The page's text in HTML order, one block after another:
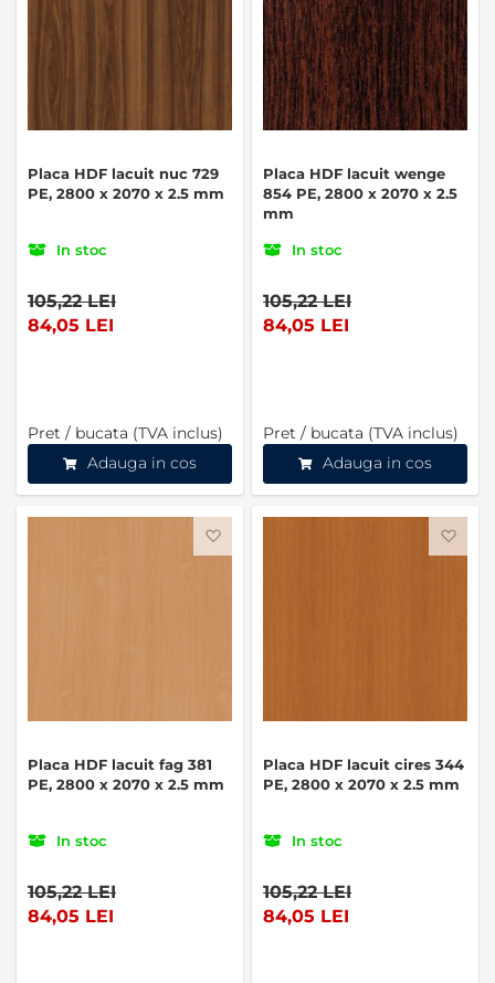
Placa HDF lacuit nuc 729
PE, 2800 x 2070 x 2.5 mm
In stoc
105,22 LEI
84,05 LEI
Pret / bucata (TVA inclus)
Adauga in cos
Placa HDF lacuit wenge
854 PE, 2800 x 2070 x 2.5
mm
In stoc
105,22 LEI
84,05 LEI
Pret / bucata (TVA inclus)
Adauga in cos
Placa HDF lacuit fag 381
PE, 2800 x 2070 x 2.5 mm
In stoc
105,22 LEI
84,05 LEI
Placa HDF lacuit cires 344
PE, 2800 x 2070 x 2.5 mm
In stoc
105,22 LEI
84,05 LEI